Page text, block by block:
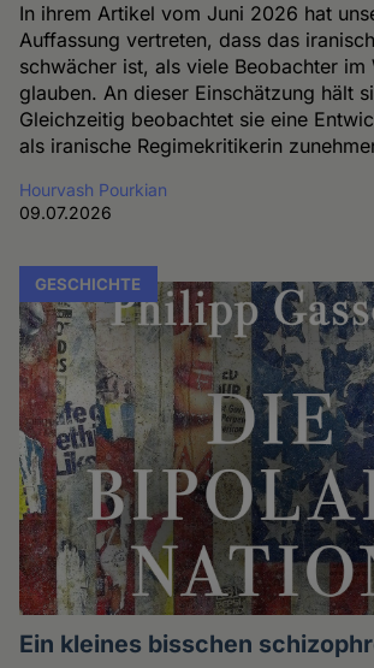
In ihrem Artikel vom Juni 2026 hat
Auffassung vertreten, dass das
schwächer ist, als viele Beobachter im
glauben. An dieser Einschätzung hält
Gleichzeitig beobachtet sie eine
als iranische Regimekritikerin
Hourvash Pourkian
09.07.2026
GESCHICHTE
Ein kleines bisschen